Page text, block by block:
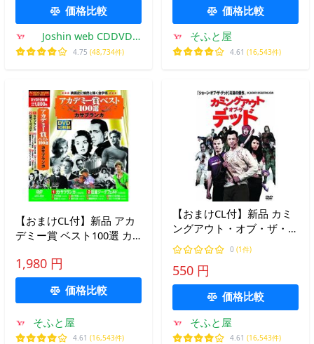
価格比較
Joshin web CDDVD
Yahoo!店
4.75 (48,734件)
価格比較
そふと屋
4.61 (16,543件)
【おまけCL付】新品 アカ
デミー賞 ベスト100選 カ
ェルド ゾラの生涯 第七天
国 欲望という名の電車 /
10枚組DVD ACC-032
1,980 円
価格比較
そふと屋
4.61 (16,543件)
【おまけCL付】新品 カミ
ングアウト・オブ・ザ・デ
ッド / （DVD）LBX-622-
ARC
0 (1件)
550 円
価格比較
そふと屋
4.61 (16,543件)